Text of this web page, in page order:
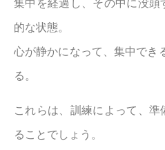
集中を経過し、その中に没
的な状態。
心が静かになって、集中でき
る。
これらは、訓練によって、
ることでしょう。